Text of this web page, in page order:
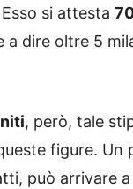
si attesta
a dire oltre 5
, però, tale
figure. Un
può arrivare a